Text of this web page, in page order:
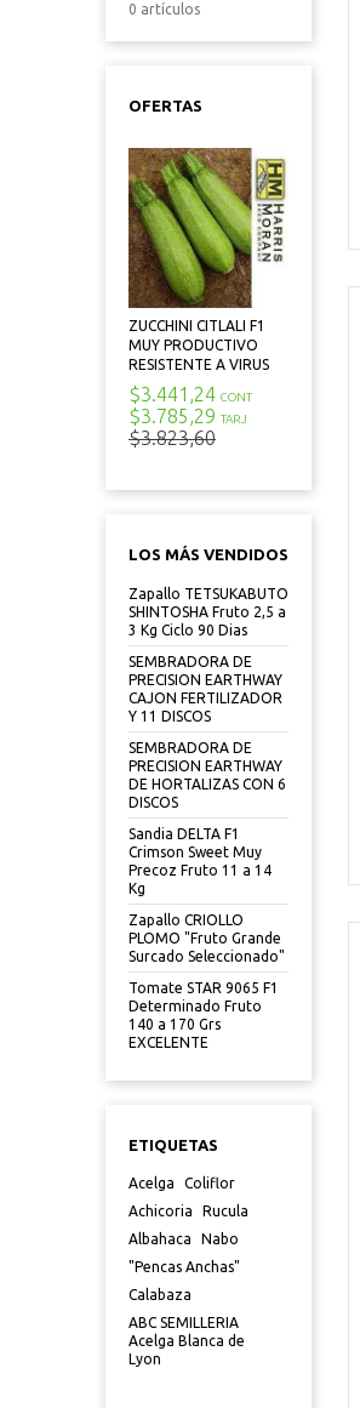
0 artículos
OFERTAS
ZUCCHINI CITLALI F1
MUY PRODUCTIVO
RESISTENTE A VIRUS
$3.441,24 CONT
$3.785,29 TARJ
$3.823,60
LOS MÁS VENDIDOS
Zapallo TETSUKABUTO
SHINTOSHA Fruto 2,5 a
3 Kg Ciclo 90 Dias
SEMBRADORA DE
PRECISION EARTHWAY
CAJON FERTILIZADOR
Y 11 DISCOS
SEMBRADORA DE
PRECISION EARTHWAY
DE HORTALIZAS CON 6
DISCOS
Sandia DELTA F1
Crimson Sweet Muy
Precoz Fruto 11 a 14
Kg
Zapallo CRIOLLO
PLOMO "Fruto Grande
Surcado Seleccionado"
Tomate STAR 9065 F1
Determinado Fruto
140 a 170 Grs
EXCELENTE
ETIQUETAS
Acelga
Coliflor
Achicoria
Rucula
Albahaca
Nabo
"Pencas Anchas"
Calabaza
ABC SEMILLERIA
Acelga Blanca de
Lyon